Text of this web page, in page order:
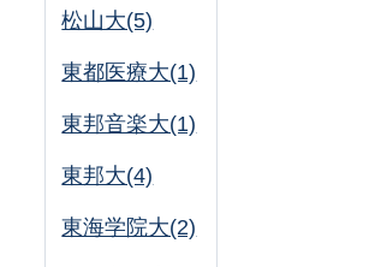
松山大(5)
東都医療大(1)
東邦音楽大(1)
東邦大(4)
東海学院大(2)